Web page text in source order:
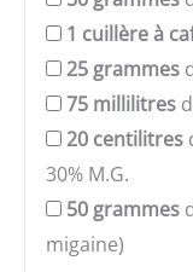
1 cuillère à
25 grammes
75 millilitres
20 centilitres
30% M.G.
50 grammes
migaine)